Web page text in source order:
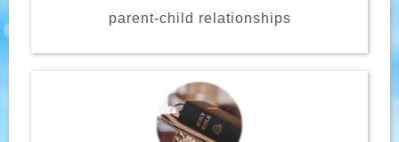
parent-child relationships